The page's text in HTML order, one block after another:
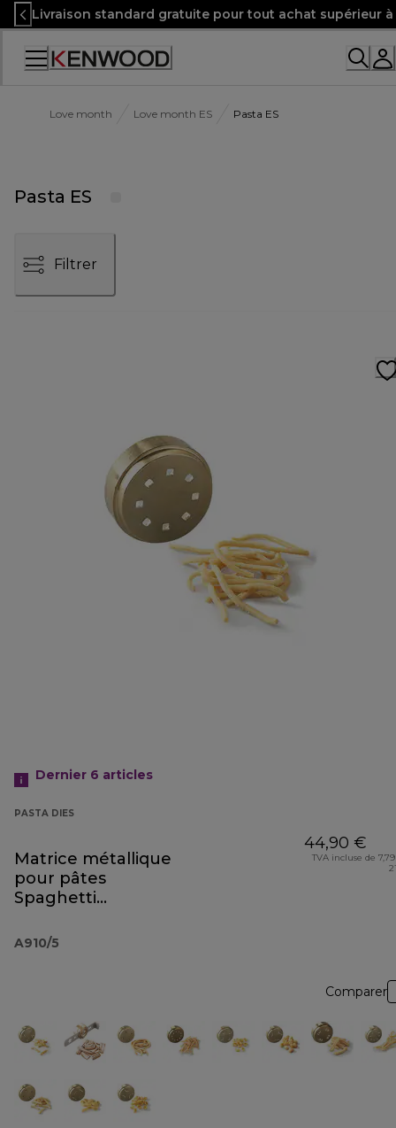
Skip
to
Content
Livraison standard gratuite pour tout achat supérieur
Accessibility
Love month Love month ES Pasta ES
Pasta ES
Filtrer
Dernier 6 articles
PASTA DIES
Matrice métallique
pour pâtes
Spaghetti
A910/5
44,90 €
TVA incluse de
Comparer